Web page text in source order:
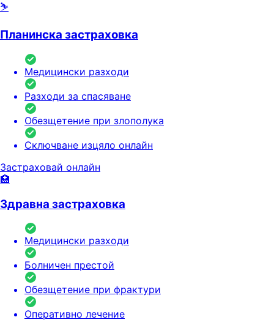
⛷️
Планинска застраховка
Медицински разходи
Разходи за спасяване
Обезщетение при злополука
Сключване изцяло онлайн
Застраховай онлайн
🏥
Здравна застраховка
Медицински разходи
Болничен престой
Обезщетение при фрактури
Оперативно лечение